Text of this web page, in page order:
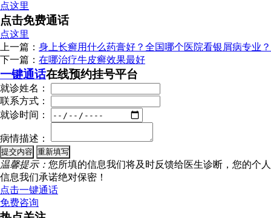
点这里
点击免费通话
点这里
上一篇： 身上长癣用什么药膏好？全国哪个医院看银屑病专业？
下一篇： 在哪治疗牛皮癣效果最好
一键通话在线预约挂号平台
就诊姓名：
联系方式：
就诊时间：
病情描述：
温馨提示： 您所填的信息我们将及时反馈给医生诊断，您的个人
信息我们承诺绝对保密！
点击一键通话
免费咨询